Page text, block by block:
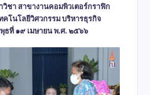
ชา สาขางานคอมพิวเตอร์กราฟิก
คโนโลยีวิศวกรรม บริหารธุรกิจ
ธที่ ๑๙ เมษายน พ.ศ. ๒๕๖๖